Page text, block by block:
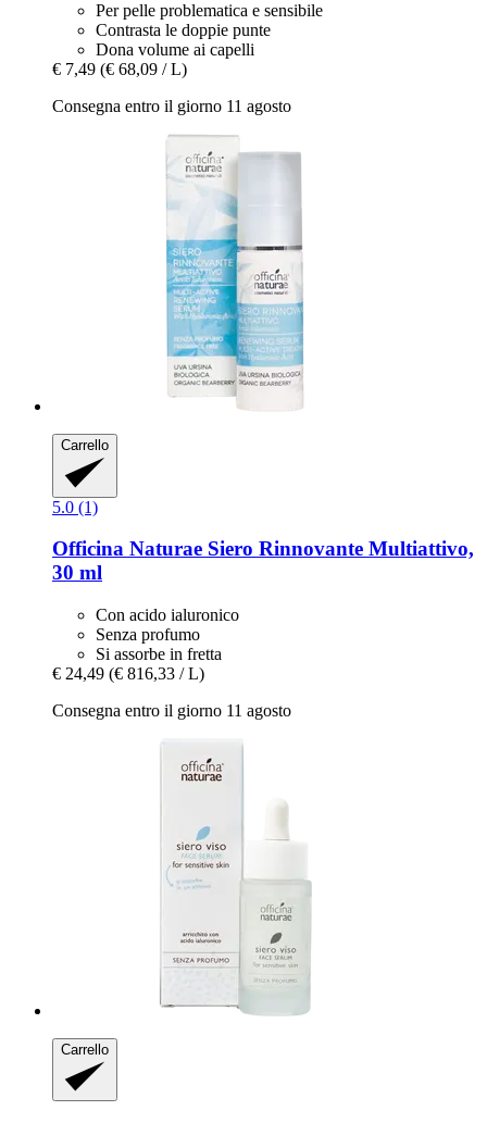
Per pelle problematica e sensibile
Contrasta le doppie punte
Dona volume ai capelli
€ 7,49 (€ 68,09 / L)
Consegna entro il giorno 11 agosto
Carrello
5.0 (1)
Officina Naturae Siero Rinnovante Multiattivo,
30 ml
Con acido ialuronico
Senza profumo
Si assorbe in fretta
€ 24,49 (€ 816,33 / L)
Consegna entro il giorno 11 agosto
Carrello